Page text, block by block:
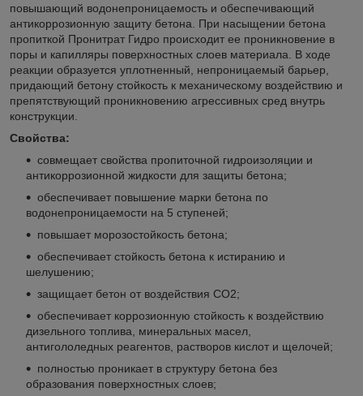
повышающий водонепроницаемость и обеспечивающий
антикоррозионную защиту бетона. При насыщении бетона
пропиткой Пронитрат Гидро происходит ее проникновение в
поры и капилляры поверхностных слоев материала. В ходе
реакции образуется уплотненный, непроницаемый барьер,
придающий бетону стойкость к механическому воздействию и
препятствующий проникновению агрессивных сред внутрь
конструкции.
Свойства:
совмещает свойства пропиточной гидроизоляции и
антикоррозионной жидкости для защиты бетона;
обеспечивает повышение марки бетона по
водонепроницаемости на 5 ступеней;
повышает морозостойкость бетона;
обеспечивает стойкость бетона к истиранию и
шелушению;
защищает бетон от воздействия CO2;
обеспечивает коррозионную стойкость к воздействию
дизельного топлива, минеральных масел,
антигололедных реагентов, растворов кислот и щелочей;
полностью проникает в структуру бетона без
образования поверхностных слоев;